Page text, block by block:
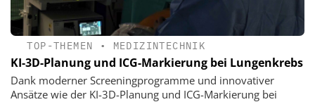
TOP-THEMEN • MEDIZINTECHNIK
KI-3D-Planung und ICG-Markierung bei Lungenkrebs
Dank moderner Screeningprogramme und innovativer
Ansätze wie der KI-3D-Planung und ICG-Markierung bei